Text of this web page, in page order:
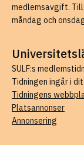
medlemsavgift.
måndag och
SULF:s
Tidningen ingår i
Tidningens
Platsannonser
Annonsering